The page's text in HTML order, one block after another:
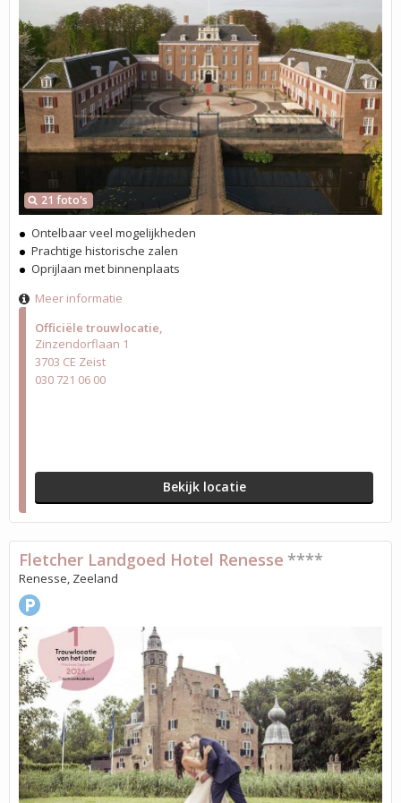
Officiële trouwlocatie
Zinzendorflaan 1
3703 CE Zeist
030 721 06 00
Bekijk locatie
21 foto's
Ontelbaar veel mogelijkheden
Prachtige historische zalen
Oprijlaan met binnenplaats
Meer informatie
Fletcher Landgoed Hotel Renesse ****
Renesse, Zeeland